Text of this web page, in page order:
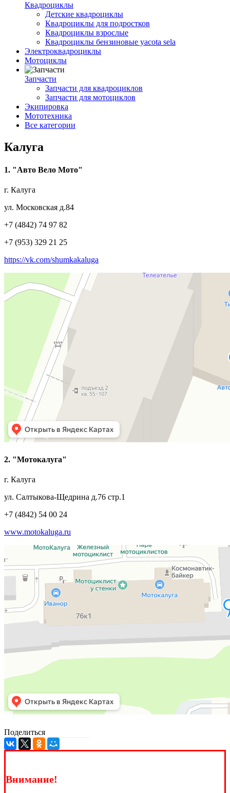
Квадроциклы
Детские квадроциклы
Квадроциклы для подростков
Квадроциклы взрослые
Квадроциклы бензиновые yacota sela
Электроквадроциклы
Мотоциклы
Запчасти
Запчасти для квадроциклов
Запчасти для мотоциклов
Экипировка
Мототехника
Все категории
Калуга
1. "Авто Вело Мото"
г. Калуга
ул. Московская д.84
+7 (4842) 74 97 82
+7 (953) 329 21 25
https://vk.com/shumkakaluga
2. "Мотокалуга"
г. Калуга
ул. Салтыкова-Щедрина д.76 стр.1
+7 (4842) 54 00 24
www.motokaluga.ru
Поделиться
Внимание!